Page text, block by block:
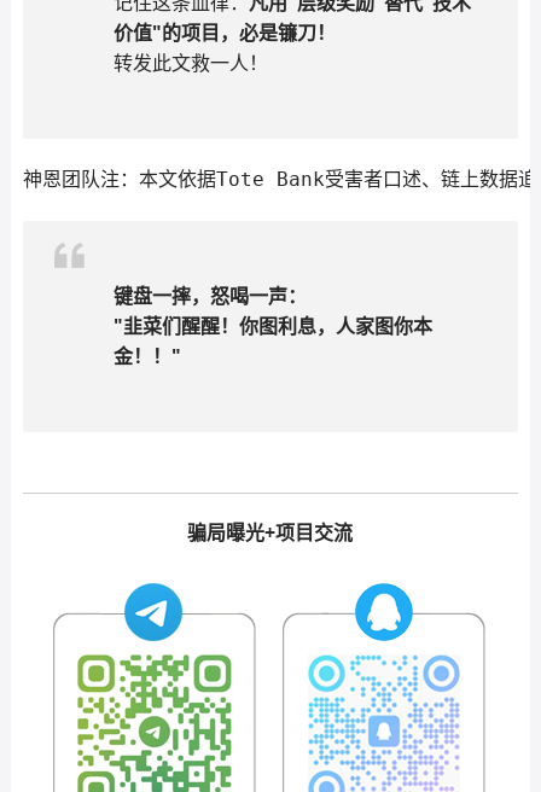
价值"的项目，必是镰刀！
转发此文救一人！
神恩团队注：本文依据Tote Bank受害者口述、链上数据
键盘一摔，怒喝一声：
"韭菜们醒醒！你图利息，人家图你本
金！！"
骗局曝光+项目交流